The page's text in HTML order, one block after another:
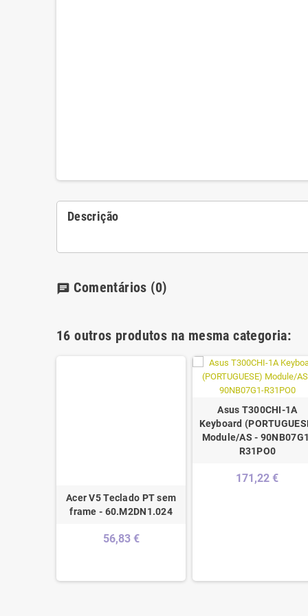
Descrição
chat Comentários (0)
16 outros produtos na mesma categoria:
Acer V5 Teclado PT sem
frame - 60.M2DN1.024
56,83 €
Asus T300CHI-1A
Keyboard
Module/AS -
R31PO0
171,22 €